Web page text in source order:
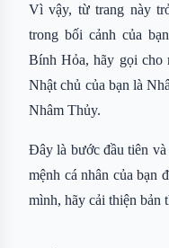
Vì vậy, từ trang này
trong bối cảnh của
Bính Hỏa, hãy gọi cho
Nhật chủ của bạn là
Nhâm Thủy.
Đây là bước đầu tiên và
mệnh cá nhân của bạn
mình, hãy cải thiện bản